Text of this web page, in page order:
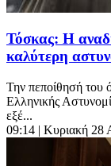
Τόσκας: Η
καλύτερη
Την πεποίθησή του
Ελληνικής
εξέ...
09:14 | Κυριακή 28